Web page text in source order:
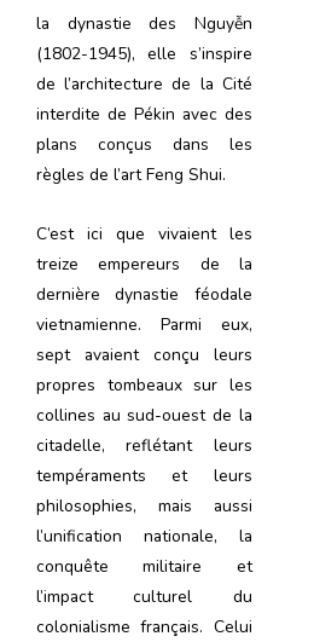
la dynastie des Nguyễn
(1802-1945), elle s’inspire
de l’architecture de la Cité
interdite de Pékin avec des
plans conçus dans les
règles de l’art Feng Shui.
C’est ici que vivaient les
treize empereurs de la
dernière dynastie féodale
vietnamienne. Parmi eux,
sept avaient conçu leurs
propres tombeaux sur les
collines au sud-ouest de la
citadelle, reflétant leurs
tempéraments et leurs
philosophies, mais aussi
l’unification nationale, la
conquête militaire et
l’impact culturel du
colonialisme français. Celui